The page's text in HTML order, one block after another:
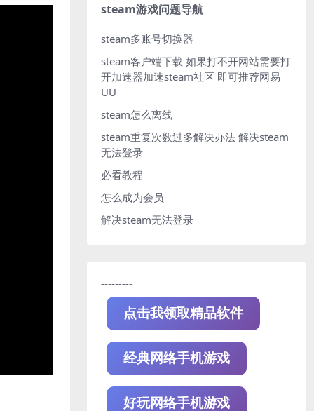
steam游戏问题导航
steam多账号切换器
steam客户端下载 如果打不开网站需要打
开加速器加速steam社区 即可推荐网易
UU
steam怎么离线
steam重复次数过多解决办法 解决steam
无法登录
必看教程
怎么成为会员
解决steam无法登录
---------
点击我领取精品软件
经典网络手机游戏
好玩网络手机游戏